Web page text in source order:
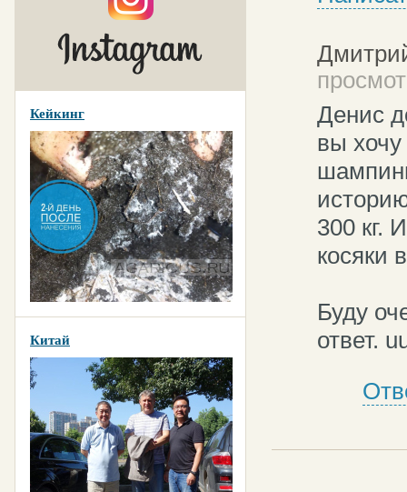
Кейкинг
Китай
Денис
вы
300 кг.
косяки
Буду
ответ.